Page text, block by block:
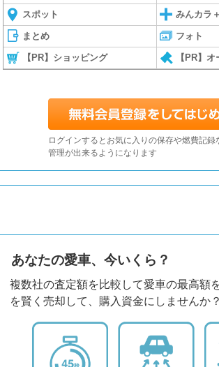
スポット みんカラ＋
まとめ フォト
【PR】ショッピング 【PR】
ログインするとお気に入りの保存や燃費記録
管理が出来るようになります
あなたの愛車、今いくら？
複数社の査定額を比較して愛車の最高額
を賢く売却して、購入資金にしませんか？